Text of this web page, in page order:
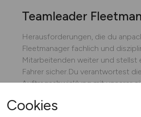
Teamleader
Herausforderungen, die du
Fleetmanager fachlich und
Mitarbeitenden weiter und stellst
Fahrer sicher.Du verantwortest
Auftragsabwicklung mit unserer
bedarfsgerechten Fahrereinsatz
operative Steuerung.Du...
Cookies